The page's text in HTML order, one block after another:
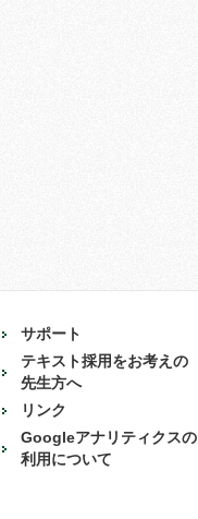
サポート
テキスト採用をお考えの
先生方へ
リンク
Googleアナリティクスの
利用について